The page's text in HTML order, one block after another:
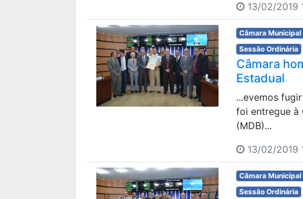
13/02/2019
Câmara
Sessão Ordinária
Câmara
Estadual
...evemos
foi entregue à
(MDB)...
13/02/2019
Câmara
Sessão Ordinária